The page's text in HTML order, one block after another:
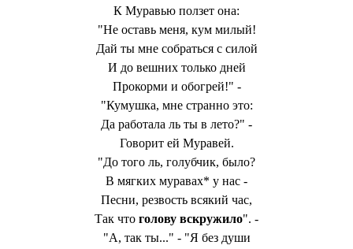
К Муравью ползет она:
"Не оставь меня, кум милый!
Дай ты мне собраться с силой
И до вешних только дней
Прокорми и обогрей!" -
"Кумушка, мне странно это:
Да работала ль ты в лето?" -
Говорит ей Муравей.
"До того ль, голубчик, было?
В мягких муравах* у нас -
Песни, резвость всякий час,
Так что голову вскружило". -
"А, так ты..." - "Я без души